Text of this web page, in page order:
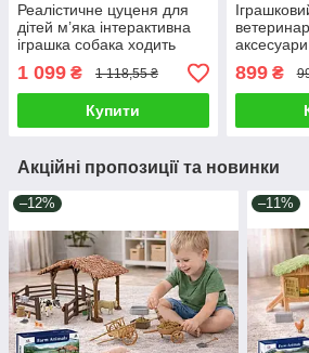
Реалістичне цуценя для
дітей м’яка інтерактивна
іграшка собака ходить
переноска миска кістка
1 099 ₴ 1 118,55 ₴
Купити
Плюшевий
ходить
899₴
Акційні пропозиції та новинки
–12% –11%